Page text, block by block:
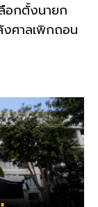
อกตั้งนายก
ศาลเพิกถอน